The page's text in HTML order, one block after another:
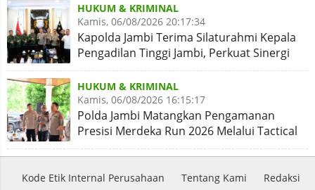
HUKUM & KRIMINAL
Kamis, 06/08/2026 20:17:34
Kapolda Jambi Terima Silaturahmi Kepala
Pengadilan Tinggi Jambi, Perkuat Sinergi
Antar Lembaga
HUKUM & KRIMINAL
Kamis, 06/08/2026 16:15:17
Polda Jambi Matangkan Pengamanan
Presisi Merdeka Run 2026 Melalui Tactical
Floor Game
Kode Etik Internal Perusahaan Tentang Kami Redaksi